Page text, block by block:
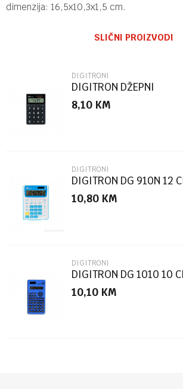
dimenzija: 16,5x10,3x1,5 cm.
Poruka
POŠALJI
SLIČNI PROIZVODI
DIGITRONI
DIGITRON DŽEPNI
8,10 KM
DIGITRONI
DIGITRON DG 910N 12
10,80 KM
DIGITRONI
DIGITRON DG 1010 10
10,10 KM